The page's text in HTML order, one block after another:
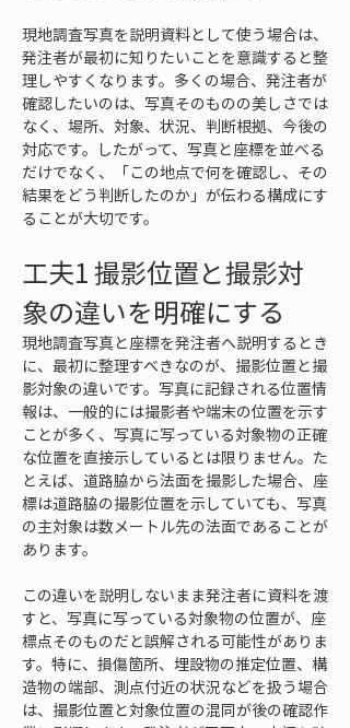
現地調査写真を説明資料として使う場合は、
発注者が最初に知りたいことを意識すると整
理しやすくなります。多くの場合、発注者が
確認したいのは、写真そのものの美しさでは
なく、場所、対象、状況、判断根拠、今後の
対応です。したがって、写真と座標を並べる
だけでなく、「この地点で何を確認し、その
結果をどう判断したのか」が伝わる構成にす
ることが大切です。
工夫1 撮影位置と撮影対
象の違いを明確にする
現地調査写真と座標を発注者へ説明するとき
に、最初に整理すべきなのが、撮影位置と撮
影対象の違いです。写真に記録される位置情
報は、一般的には撮影者や端末の位置を示す
ことが多く、写真に写っている対象物の正確
な位置を直接示しているとは限りません。た
とえば、道路脇から法面を撮影した場合、座
標は道路脇の撮影位置を示していても、写真
の主対象は数メートル先の法面であることが
あります。
この違いを説明しないまま発注者に資料を渡
すと、写真に写っている対象物の位置が、座
標点そのものだと誤解される可能性がありま
す。特に、損傷箇所、埋設物の推定位置、構
造物の端部、測点付近の状況などを扱う場合
は、撮影位置と対象位置の混同が後の確認作